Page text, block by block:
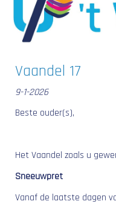
Nieuws Agenda
Vaandel 17
9-1-2026
Beste ouder(s),
Het Vaandel zoals u
Sneeuwpret
Vanaf de laatste dagen